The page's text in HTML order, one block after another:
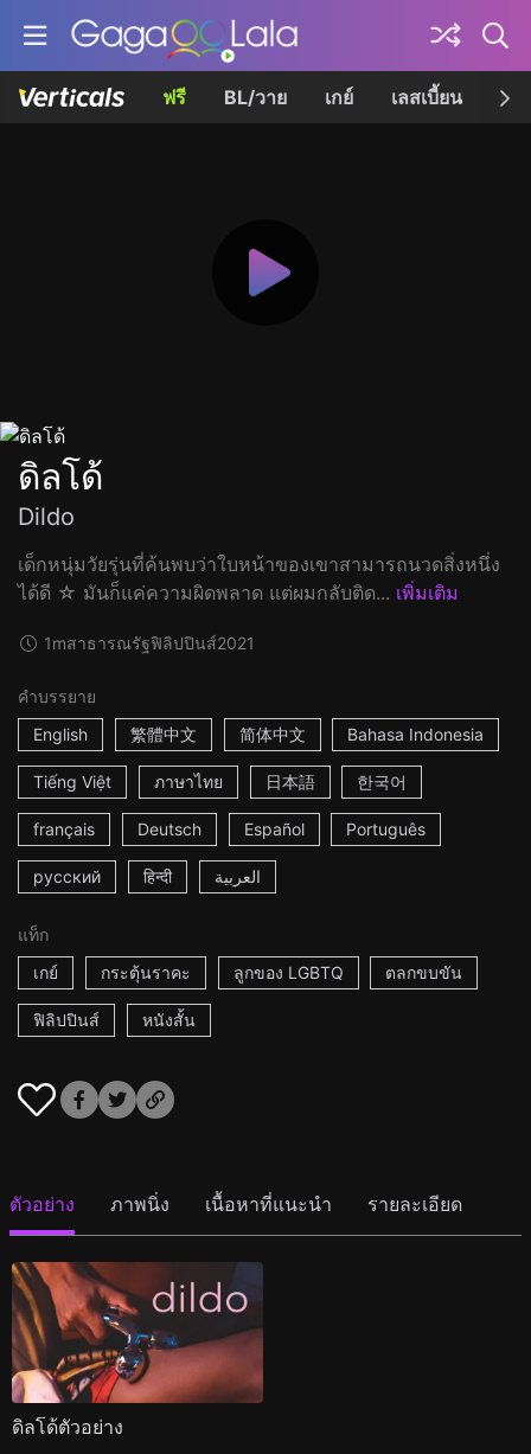
ฟรี BL/วาย เกย์ เลสเบี้ยน เค
ดิลโด้
Dildo
เด็กหนุ่มวัยรุ่นที่ค้นพบว่าใบหน้าของเขาสามารถนวดสิ่งหนึ่ง
ได้ดี ☆ มันก็แค่ความผิดพลาด แต่ผมกลับติด... เพิ่มเติม
1mสาธารณรัฐฟิลิปปินส์2021
คำบรรยาย
English
繁體中文 简体中文 Bahasa Indonesia
Tiếng Việt ภาษาไทย 日本語 한국어
français Deutsch Español Português
русский हिन्दी العربية
แท็ก
เกย์
กระตุ้นราคะ ลูกของ LGBTQ ตลกขบขัน
ฟิลิปปินส์ หนังสั้น
ตัวอย่าง ภาพนิ่ง เนื้อหาที่แนะนำ รายละเอียด
ดิลโด้ตัวอย่าง